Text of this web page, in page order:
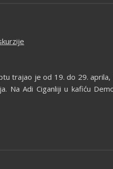
trajao je od 19. do 29.
Na Adi Ciganliji u kafiću